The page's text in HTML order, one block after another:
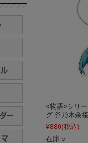
<物語>シリ
グ 斧乃木余接
¥880(税込)
在庫 ○